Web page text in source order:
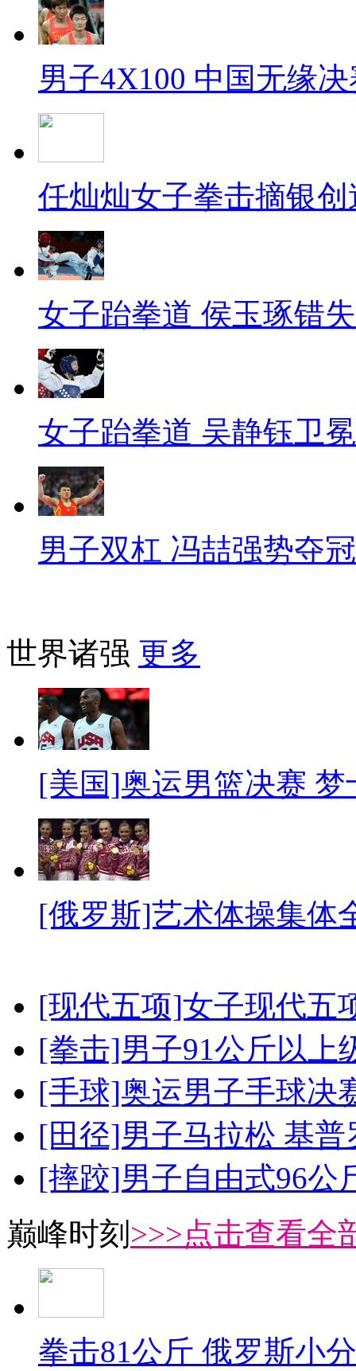
男子4X100 中国无缘
任灿灿女子拳击摘银
女子跆拳道 侯玉琢错
女子跆拳道 吴静钰卫冕
男子双杠 冯喆强势夺冠
世界诸强 更多
[美国]奥运男篮决赛
[俄罗斯]艺术体操集体
[现代五项]女子现代五
[拳击]男子91公斤以上
[手球]奥运男子手球决
[田径]男子马拉松 基
[摔跤]男子自由式96公
巅峰时刻 >>>点击查看全
拳击81公斤 俄罗斯小